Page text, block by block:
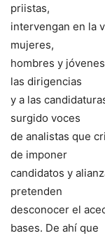
priistas,
intervengan en la
mujeres,
hombres y
las dirigencias
y a las
surgido voces
de analistas que
de imponer
candidatos y
pretenden
desconocer el
bases. De ahí que